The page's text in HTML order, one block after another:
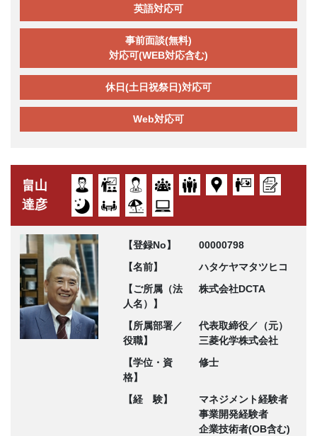
英語対応可
事前面談(無料)
対応可(WEB対応含む)
休日(土日祝祭日)対応可
Web対応可
畠山
達彦
【登録No】
00000798
【名前】
ハタケヤマタツヒコ
【ご所属（法
人名）】
株式会社DCTA
【所属部署／
役職】
代表取締役／（元）
三菱化学株式会社
【学位・資
格】
修士
【経 験】
マネジメント経験者
事業開発経験者
企業技術者(OB含む)